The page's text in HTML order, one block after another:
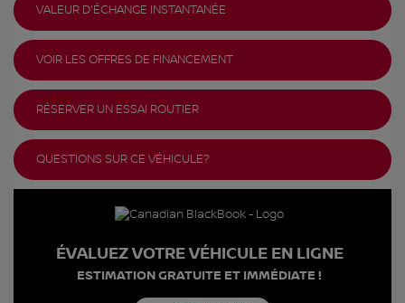
VALEUR D'ÉCHANGE INSTANTANÉE
VOIR LES OFFRES DE FINANCEMENT
RÉSERVER UN ESSAI ROUTIER
QUESTIONS SUR CE VÉHICULE?
ÉVALUEZ VOTRE VÉHICULE EN LIGNE
ESTIMATION GRATUITE ET IMMÉDIATE !